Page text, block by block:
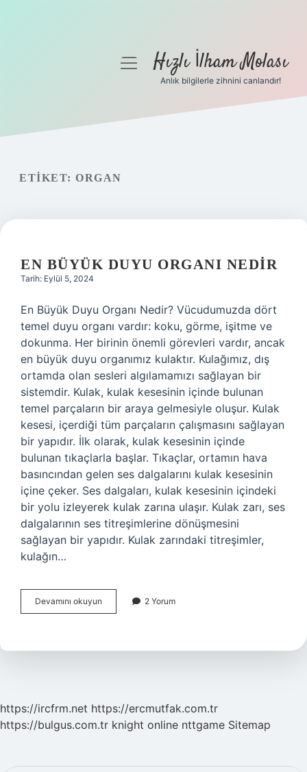
Gizlilik Politikası
menüyüHızlı İlham Molası
Anlık bilgilerle zihnini canlandır!
ETIKET: ORGAN
EN BÜYÜK DUYU ORGANI NEDIR
Tarih: Eylül 5, 2024
En Büyük Duyu Organı Nedir? Vücudumuzda dört
temel duyu organı vardır: koku, görme, işitme ve
dokunma. Her birinin önemli görevleri vardır, ancak
en büyük duyu organımız kulaktır. Kulağımız, dış
ortamda olan sesleri algılamamızı sağlayan bir
sistemdir. Kulak, kulak kesesinin içinde bulunan
temel parçaların bir araya gelmesiyle oluşur. Kulak
kesesi, içerdiği tüm parçaların çalışmasını sağlayan
bir yapıdır. İlk olarak, kulak kesesinin içinde
bulunan tıkaçlarla başlar. Tıkaçlar, ortamın hava
basıncından gelen ses dalgalarını kulak kesesinin
içine çeker. Ses dalgaları, kulak kesesinin içindeki
bir yolu izleyerek kulak zarına ulaşır. Kulak zarı, ses
dalgalarının ses titreşimlerine dönüşmesini
sağlayan bir yapıdır. Kulak zarındaki titreşimler,
kulağın…
Devamını okuyun
büyük
nedir
2 Yorum
https://ircfrm.net https://ercmutfak.com.tr
https://bulgus.com.tr knight online nttgame Sitemap